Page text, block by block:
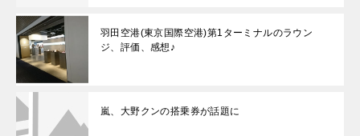
羽田空港(東京国際空港)第1ターミナルのラウン
ジ、評価、感想♪
嵐、大野クンの搭乗券が話題に